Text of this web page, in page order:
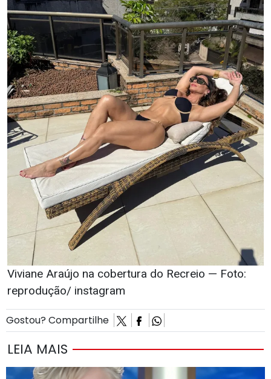
Viviane Araújo na cobertura do Recreio — Foto:
reprodução/ instagram
Gostou? Compartilhe
LEIA MAIS